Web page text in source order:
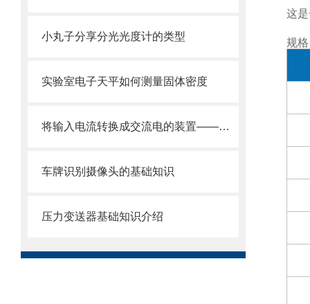
小丸子分享分光光度计的类型
实验室电子天平如何测量固体密度
将输入电流转换成交流电的装置——逆变器
车牌识别摄像头的基础知识
压力变送器基础知识介绍
这
规格